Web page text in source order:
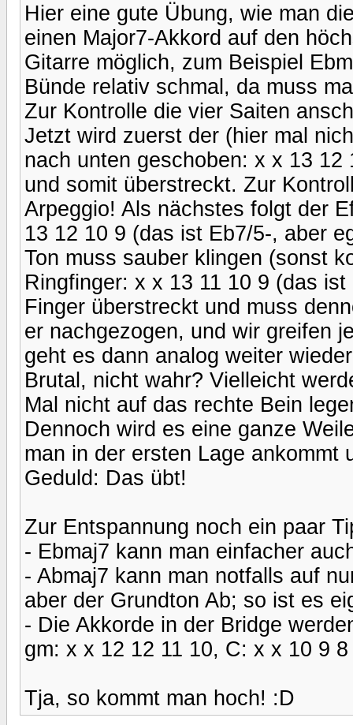
Hier eine gute Übung, wie man
einen Major7-Akkord auf den
Gitarre möglich, zum Beispiel
Bünde relativ schmal, da muss
Zur Kontrolle die vier Saiten
Jetzt wird zuerst der (hier mal
nach unten geschoben: x x 13
und somit überstreckt. Zur
Arpeggio! Als nächstes folgt der
13 12 10 9 (das ist Eb7/5-, aber
Ton muss sauber klingen (sonst
Ringfinger: x x 13 11 10 9 (das
Finger überstreckt und muss
er nachgezogen, und wir greifen
geht es dann analog weiter
Brutal, nicht wahr? Vielleicht
Mal nicht auf das rechte Bein
Dennoch wird es eine ganze
man in der ersten Lage ankommt
Geduld: Das übt!
Zur Entspannung noch ein paar
- Ebmaj7 kann man einfacher
- Abmaj7 kann man notfalls auf
aber der Grundton Ab; so ist es
- Die Akkorde in der Bridge
gm: x x 12 12 11 10, C: x x 10 9
Tja, so kommt man hoch! :D